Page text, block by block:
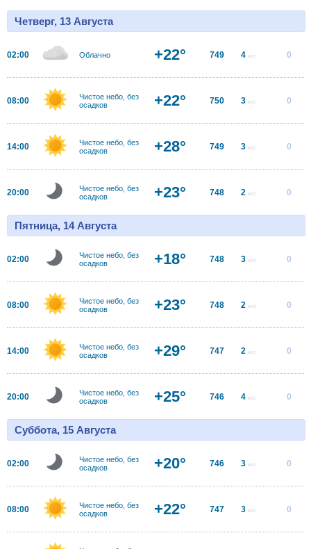
Четверг, 13 Августа
02:00 Облачно +22° 749 4 м/с 0
08:00
Чистое небо, без
осадков
+22° 750 3 м/с 0
14:00
Чистое небо, без
осадков
+28° 749 3 м/с 0
20:00
Чистое небо, без
осадков
+23° 748 2 м/с 0
Пятница, 14 Августа
02:00
Чистое небо, без
осадков
+18° 748 3 м/с 0
08:00
Чистое небо, без
осадков
+23° 748 2 м/с 0
14:00
Чистое небо, без
осадков
+29° 747 2 м/с 0
20:00
Чистое небо, без
осадков
+25° 746 4 м/с 0
Суббота, 15 Августа
02:00
Чистое небо, без
осадков
+20° 746 3 м/с 0
08:00
Чистое небо, без
осадков
+22° 747 3 м/с 0